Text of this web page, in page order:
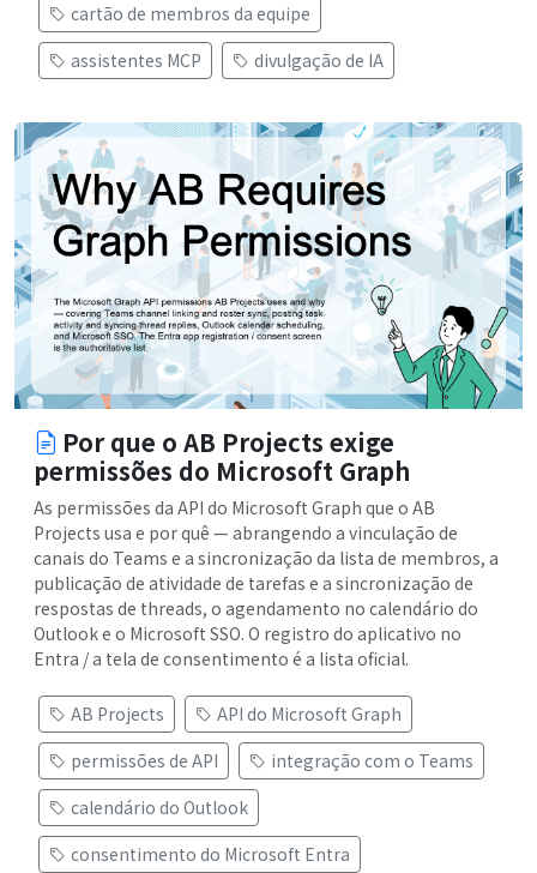
cartão de membros da equipe
assistentes MCP
divulgação de IA
Por que o AB Projects exige
permissões do Microsoft Graph
As permissões da API do Microsoft Graph que o AB
Projects usa e por quê — abrangendo a vinculação de
canais do Teams e a sincronização da lista de membros, a
publicação de atividade de tarefas e a sincronização de
respostas de threads, o agendamento no calendário do
Outlook e o Microsoft SSO. O registro do aplicativo no
Entra / a tela de consentimento é a lista oficial.
AB Projects
API do Microsoft Graph
permissões de API
integração com o Teams
calendário do Outlook
consentimento do Microsoft Entra